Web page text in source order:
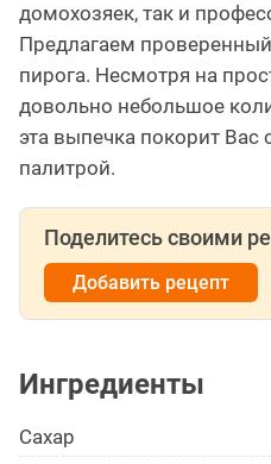
домохозяек, так и
Предлагаем
пирога. Несмотря на
довольно небольшое
эта выпечка покорит Вас
палитрой.
Поделитесь своими
Добавить рецепт
Ингредиенты
Сахар